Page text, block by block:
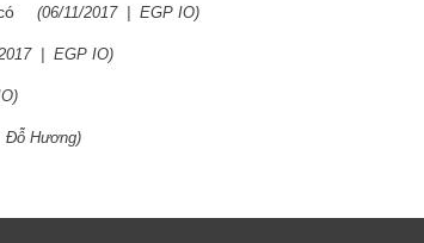
(06/11/2017| EGP IO)
| EGP IO)
)
Đỗ Hương)